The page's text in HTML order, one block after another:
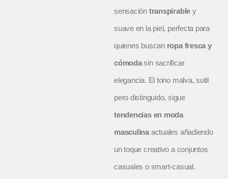
sensación transpirable y
suave en la piel, perfecta para
quienes buscan ropa fresca y
cómodasin sacrificar
elegancia. El tono malva, sutil
pero distinguido, sigue
tendencias en moda
masculinaactuales añadiendo
un toque creativo a conjuntos
casuales o smart-casual.